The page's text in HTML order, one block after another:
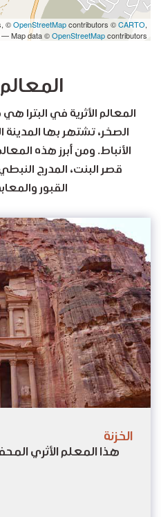
©OpenStreetMapcontributors ©CARTO,
— Map data ©OpenStreetMapcontributors
المعالم
المعالم الأثرية في البترا
الصخر، تشتهر بها المدينة
الأنباط. ومن أبرز هذه
قصر البنت، المدرج
القبور
الخزنة
هذا المعلم الأثري